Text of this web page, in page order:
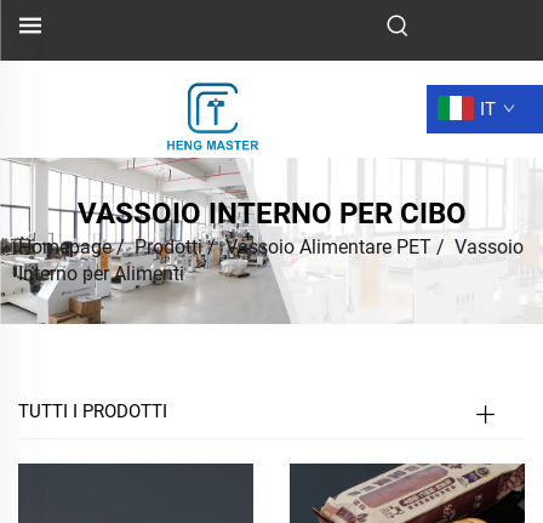
IT
VASSOIO INTERNO PER CIBO
Homepage/Prodotti/Vassoio Alimentare PET / Vassoio
Interno per Alimenti
TUTTI I PRODOTTI